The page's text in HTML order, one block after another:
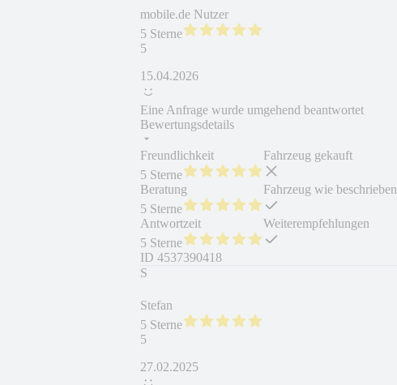
mobile.de Nutzer
5 Sterne
5
15.04.2026
Eine Anfrage wurde umgehend beantwortet
Bewertungsdetails
Freundlichkeit
5 Sterne
Beratung
5 Sterne
Antwortzeit
5 Sterne
Fahrzeug gekauft
Fahrzeug wie beschrieben
Weiterempfehlungen
ID 4537390418
S
Stefan
5 Sterne
5
27.02.2025